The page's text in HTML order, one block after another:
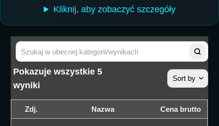
Kliknij, aby zobaczyć szczegóły
Pokazuje wszystkie 5
wyniki
Sort by
Sortuj
Sortuj
Zdj. Nazwa Cena brutto